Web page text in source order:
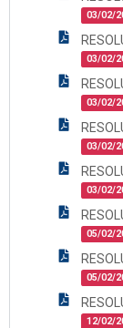
03/02/
03/02/
03/02/
03/02/
03/02/
05/02/
05/02/
12/02/